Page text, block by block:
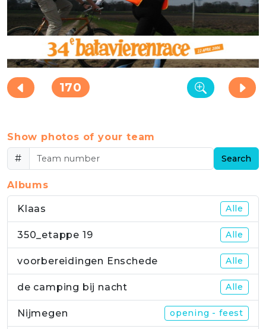
170
Show photos of your team
#
Search
Albums
Klaas Alle
350_etappe 19 Alle
voorbereidingen Enschede Alle
de camping bij nacht Alle
Nijmegen opening - feest